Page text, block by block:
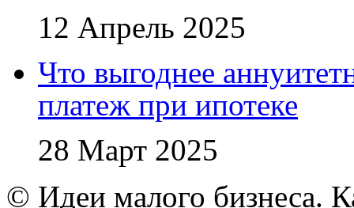
12 Апрель 2025
Что выгоднее
платеж при ипотеке
28 Март 2025
© Идеи малого бизнеса.